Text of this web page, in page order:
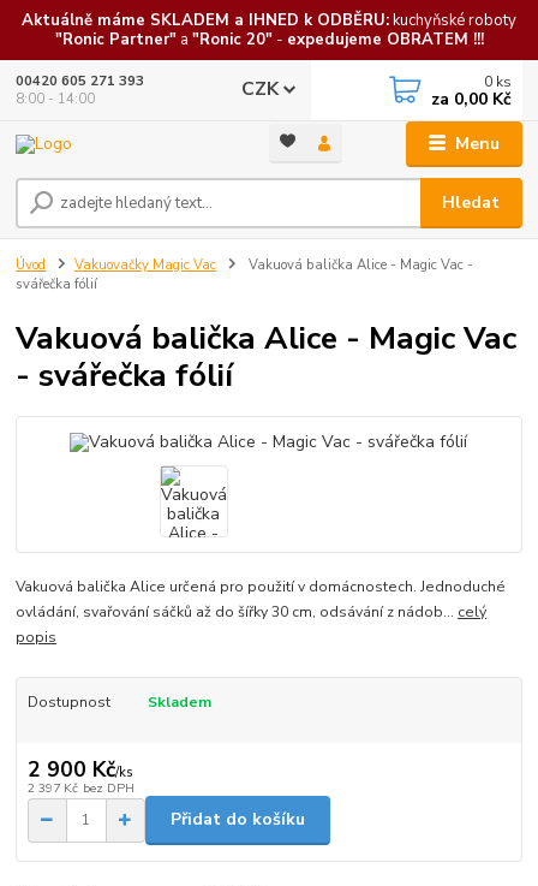
Aktuálně máme SKLADEM a IHNED k ODBĚRU:kuchyňské roboty
"Ronic Partner"a "Ronic 20"- expedujeme OBRATEM !!!
Menu
CZK
Hledat
00420 605 271 393
8:00 - 14:00
0 ks
za 0,00 Kč
Úvod Vakuovačky Magic Vac
Vakuová balička Alice - Magic Vac -
svářečka fólií
Vakuová balička Alice - Magic Vac
- svářečka fólií
Vakuová balička Alice určená pro použití v domácnostech. Jednoduché
ovládání, svařování sáčků až do šířky 30 cm, odsávání z nádob... celý
popis
Dostupnost Skladem
2 900 Kč/ks
2 397 Kč bez DPH
Přidat do košíku